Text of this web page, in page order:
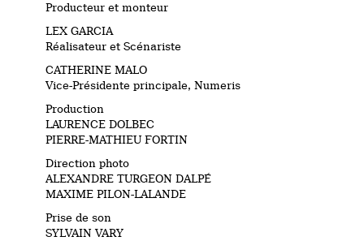
Producteur et monteur
LEX GARCIA
Réalisateur et Scénariste
CATHERINE MALO
Vice-Présidente principale, Numeris
Production
LAURENCE DOLBEC
PIERRE-MATHIEU FORTIN
Direction photo
ALEXANDRE TURGEON DALPÉ
MAXIME PILON-LALANDE
Prise de son
SYLVAIN VARY